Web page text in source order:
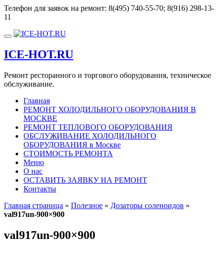
Перейти
к
Телефон для заявок на ремонт: 8(495) 740-55-70; 8(916) 298-13-
11
Показать/
навигацию
ICE-HOT.RU
Ремонт ресторанного и торгового оборудования, техническое
обслуживание.
Главная
РЕМОНТ ХОЛОДИЛЬНОГО ОБОРУДОВАНИЯ В
МОСКВЕ
РЕМОНТ ТЕПЛОВОГО ОБОРУДОВАНИЯ
ОБСЛУЖИВАНИЕ ХОЛОДИЛЬНОГО
ОБОРУДОВАНИЯ в Москве
СТОИМОСТЬ РЕМОНТА
Меню
О нас
ОСТАВИТЬ ЗАЯВКУ НА РЕМОНТ
Контакты
Главная страница » Полезное » Дозаторы соленоидов »
val917un-900×900
val917un-900×900